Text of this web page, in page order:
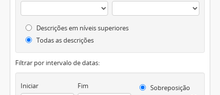
Descrições em níveis superiores
Todas as descrições
Filtrar por intervalo de datas:
Iniciar Fim
Sobreposição